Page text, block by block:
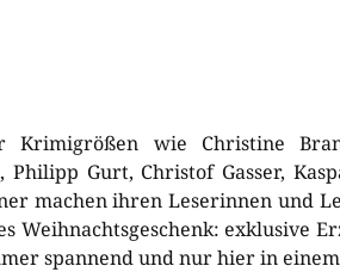
Krimigrößen wie Christine
Philipp Gurt, Christof Gasser,
machen ihren Leserinnen und
Weihnachtsgeschenk: exklusive
spannend und nur hier in